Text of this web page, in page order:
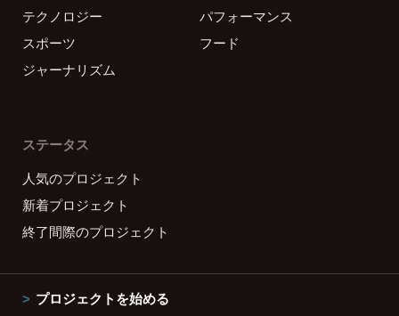
テクノロジー
パフォーマンス
スポーツ
フード
ジャーナリズム
ステータス
人気のプロジェクト
新着プロジェクト
終了間際のプロジェクト
プロジェクトを始める